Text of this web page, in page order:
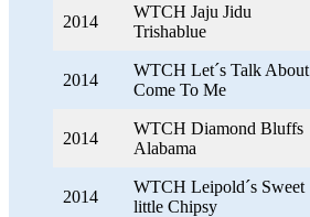
2014
WTCH Jaju Jidu
Trishablue
2014
WTCH Let´s Talk About
Come To Me
2014
WTCH Diamond Bluffs
Alabama
2014
WTCH Leipold´s Sweet
little Chipsy